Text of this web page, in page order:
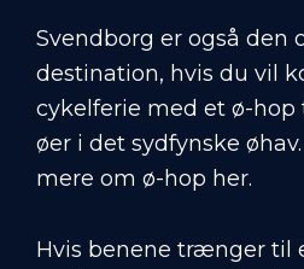
Svendborg er også den
destination, hvis du vil
cykelferie med et ø-hop
øer i det sydfynske
mere om ø-hop her.
Hvis benene trænger til